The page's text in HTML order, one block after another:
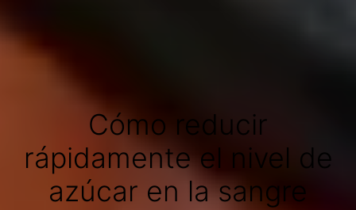
Cómo reducir
rápidamente el nivel de
azúcar en la sangre